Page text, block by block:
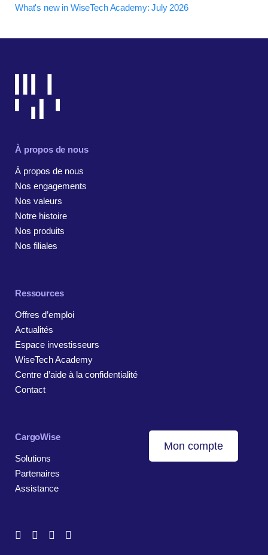
What's new in WiseTech Academy: July 2026
À propos de nous
À propos de nous
Nos engagements
Nos valeurs
Notre histoire
Nos produits
Nos filiales
Ressources
Offres d’emploi
Actualités
Espace investisseurs
WiseTech Academy
Centre d’aide à la confidentialité
Contact
CargoWise
Solutions
Partenaires
Assistance
Mon compte